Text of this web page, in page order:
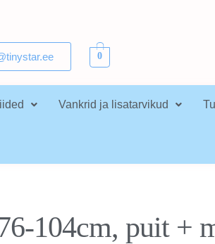
0
Vankrid ja lisatarvikud
104cm, puit +